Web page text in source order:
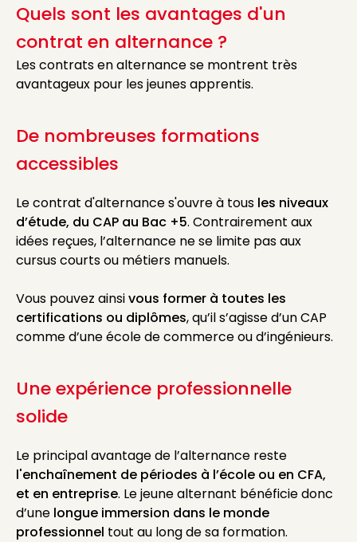
Quels sont les avantages d'un
contrat en alternance ?
Les contrats en alternance se montrent très
avantageux pour les jeunes apprentis.
De nombreuses formations
accessibles
Le contrat d'alternance s'ouvre à tous les niveaux
d’étude, du CAP au Bac +5. Contrairement aux
idées reçues, l’alternance ne se limite pas aux
cursus courts ou métiers manuels.
Vous pouvez ainsivous former à toutes les
certifications ou diplômes, qu’il s’agisse d’un CAP
comme d’une école de commerce ou d’ingénieurs.
Une expérience professionnelle
solide
Le principal avantage de l’alternance reste
l'enchaînement de périodes à l’école ou en CFA,
et en entreprise. Le jeune alternant bénéficie donc
d’une longue immersion dans le monde
professionnel tout au long de sa formation.